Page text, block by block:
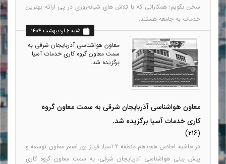
سخن بگویم؛ همکارانی که با تلاش های شبانه‌روزی در پی ارائه بهترین
خدمات به جامعه هستند.
معاون هواشناسی آذربایجان شرقی به
سمت معاون گروه کاری خدمات آسیا
برگزیده شد.
معاون هواشناسی آذربایجان شرقی به سمت معاون گروه
کاری خدمات آسیا برگزیده شد.
(216)
در حاشیه اجلاس هجدهم منطقه 2 آسیا، فرناز پور اصغر معاون توسعه و
پیش بینی هواشناسی آذربایجان شرقی، به سمت معاون گروه کاری
شنبه 6 ارديبهشت 1404